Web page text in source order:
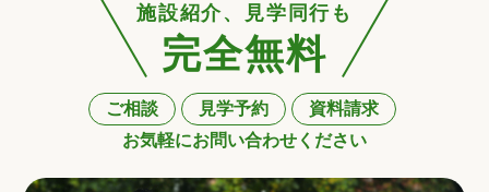
施設紹介、見学同行も
完全無料
ご相談 見学予約
資料請求
お気軽にお問い合わせください